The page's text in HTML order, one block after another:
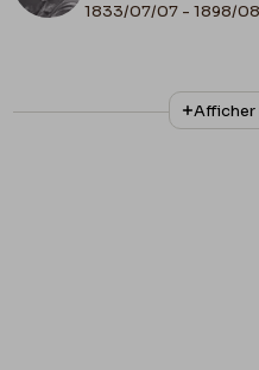
1833/07/07 - 1898/
N° d'inventaire
II/6714/5
Belgique,
Belgique,